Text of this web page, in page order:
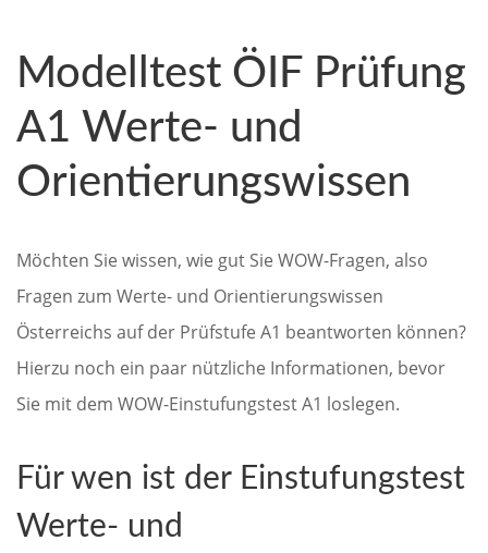
Modelltest ÖIF Prüfung
A1 Werte- und
Orientierungswissen
Möchten Sie wissen, wie gut Sie WOW-Fragen, also
Fragen zum Werte- und Orientierungswissen
Österreichs auf der Prüfstufe A1 beantworten können?
Hierzu noch ein paar nützliche Informationen, bevor
Sie mit dem WOW-Einstufungstest A1 loslegen.
Für wen ist der Einstufungstest
Werte- und